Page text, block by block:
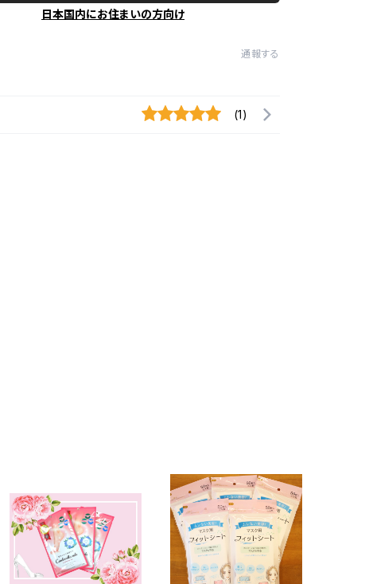
日本国内にお住まいの方向け
通報する
(1)